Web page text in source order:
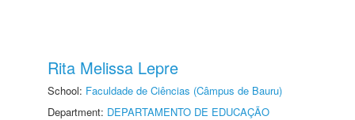
Rita Melissa Lepre
School: Faculdade de Ciências (Câmpus de Bauru)
Department: DEPARTAMENTO DE EDUCAÇÃO